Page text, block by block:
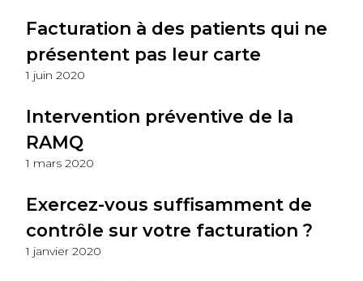
Facturation à des patients qui ne
présentent pas leur carte
1 juin 2020
Intervention préventive de la
RAMQ
1 mars 2020
Exercez-vous suffisamment de
contrôle sur votre facturation ?
1 janvier 2020